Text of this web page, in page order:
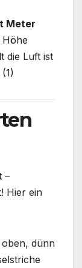
Meter
die Luft ist
–
Hier ein
dünn